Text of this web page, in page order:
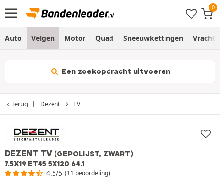
Auto Velgen Motor Quad Sneeuwkettingen
Een zoekopdracht uitvoeren
Terug Dezent TV
DEZENT TV (GEPOLIJST, ZWART)
7.5X19 ET45 5X120 64.1
4.5/5 (11 beoordeling)